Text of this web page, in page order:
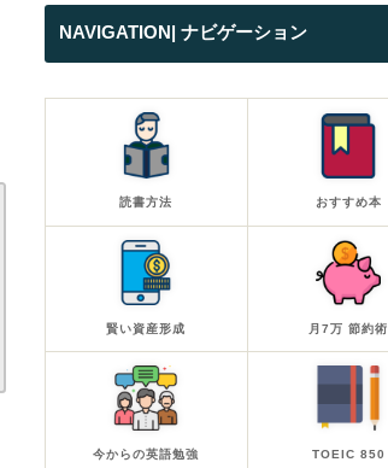
NAVIGATION| ナビゲーション
読書方法 おすすめ本
賢い資産形成 月7万 節約術
今からの英語勉強 TOEIC 850